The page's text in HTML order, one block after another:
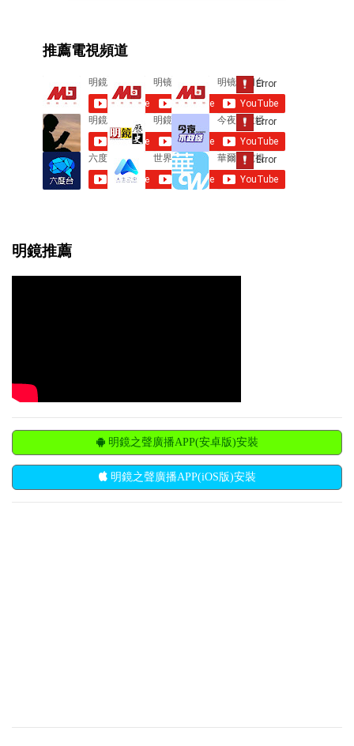
n
t
s
推薦電視頻道
明鏡推薦
明鏡之聲廣播APP(安卓版)安裝
明鏡之聲廣播APP(iOS版)安裝